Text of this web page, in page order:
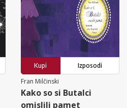
Kupi
Izposodi
Fran Milčinski
Kako so si Butalci
omislili pamet